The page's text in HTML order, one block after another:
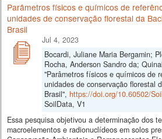
Parâmetros físicos e químicos de
unidades de conservação florestal da
Brasil
Jul 4, 2023
Bocardi, Juliane Maria Bergamin;
Rocha, Anderson Sandro da;
"Parâmetros físicos e químicos de
unidades de conservação florestal
Brasil", https://doi.org/10.60502/
SoilData, V1
Essa pesquisa objetivou a determinação dos
macroelementos e radionuclídeos em solos